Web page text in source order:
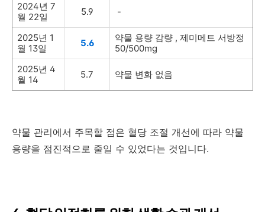
2024년 7
월 22일
5.9 -
2025년 1
월 13일
5.6
약물 용량 감량 , 제미메트 서방정
50/500mg
2025년 4
월 14
5.7 약물 변화 없음
약물 관리에서 주목할 점은 혈당 조절 개선에 따라 약물
용량을 점진적으로 줄일 수 있었다는 것입니다.